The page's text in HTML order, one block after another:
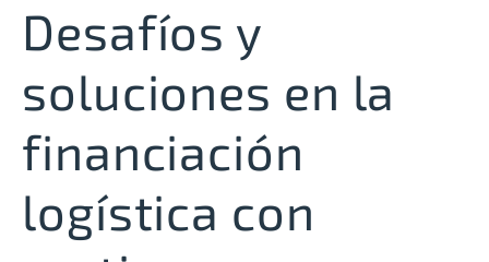
Desafíos y
soluciones en la
financiación
logística con